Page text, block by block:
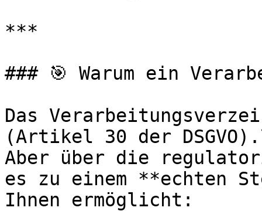
***
### 🎯 Warum ein
Das
(Artikel 30 der
Aber über die
es zu einem **echten
Ihnen ermöglicht: